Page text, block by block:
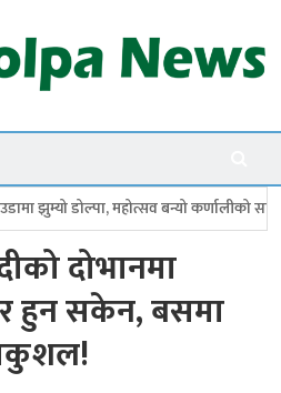
कर्णालीको सांगीतिक उत्सव
दोभानमा
हुन सकेन, बसमा